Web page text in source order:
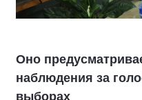
Оно
наблюдения за
выборах